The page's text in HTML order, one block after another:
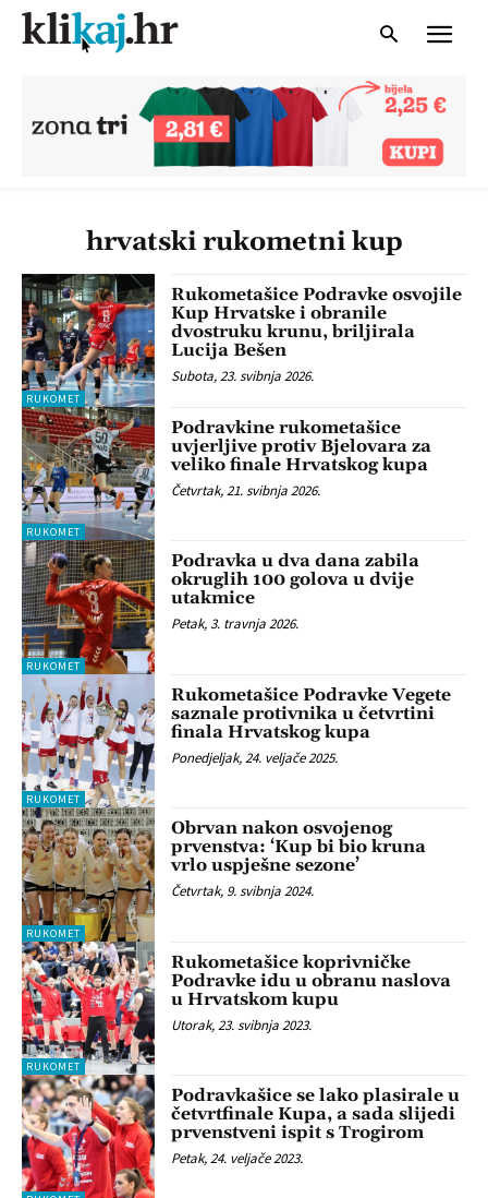
hrvatski rukometni kup
RUKOMET
Rukometašice Podravke osvojile
Kup Hrvatske i obranile
dvostruku krunu, briljirala
Lucija Bešen
Subota, 23. svibnja 2026.
RUKOMET
Podravkine rukometašice
uvjerljive protiv Bjelovara za
veliko finale Hrvatskog kupa
Četvrtak, 21. svibnja 2026.
RUKOMET
Podravka u dva dana zabila
okruglih 100 golova u dvije
utakmice
Petak, 3. travnja 2026.
RUKOMET
Rukometašice Podravke Vegete
saznale protivnika u četvrtini
finala Hrvatskog kupa
Ponedjeljak, 24. veljače 2025.
RUKOMET
Obrvan nakon osvojenog
prvenstva: ‘Kup bi bio kruna
vrlo uspješne sezone’
Četvrtak, 9. svibnja 2024.
RUKOMET
Rukometašice koprivničke
Podravke idu u obranu naslova
u Hrvatskom kupu
Utorak, 23. svibnja 2023.
Podravkašice se lako plasirale u
četvrtfinale Kupa, a sada slijedi
prvenstveni ispit s Trogirom
Petak, 24. veljače 2023.